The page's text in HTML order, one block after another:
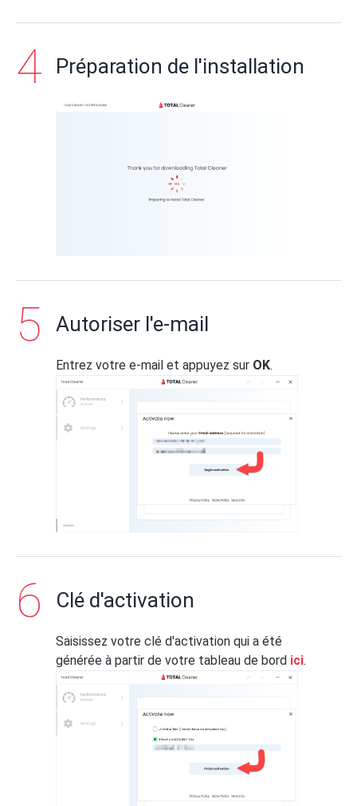
Préparation de l'installation
Autoriser l'e-mail
Entrez votre e-mail et appuyez sur OK.
Clé d'activation
Saisissez votre clé d'activation qui a été
générée à partir de votre tableau de bord ici.